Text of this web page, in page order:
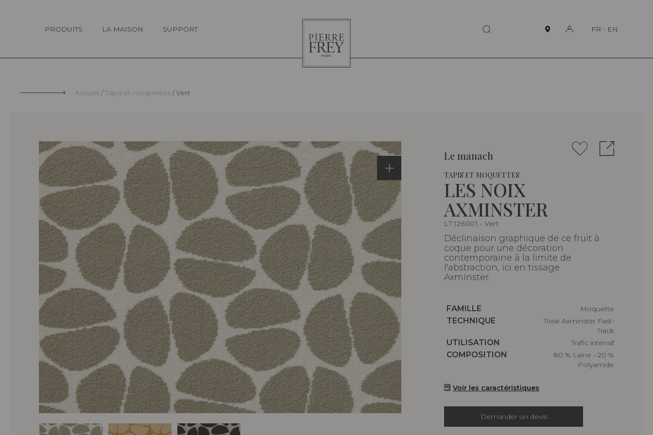
PRODUITS LA MAISON SUPPORT
Pierre
Frey
FR - EN
Accueil Tapis et moquettes Vert
Le manach
TAPIS ET MOQUETTES
LES NOIX
AXMINSTER
LT126001 - Vert
Déclinaison graphique de ce fruit à
coque pour une décoration
contemporaine à la limite de
l'abstraction, ici en tissage
Axminster.
Caractéristiques
FAMILLE
Moquette
Caractéristiques
TECHNIQUE
Tissé Axminster Fast-
Track
Caractéristiques
UTILISATION
Trafic intensif
Caractéristiques
COMPOSITION
80 % Laine - 20 %
Polyamide
Voir les caractéristiques
Demander un devis